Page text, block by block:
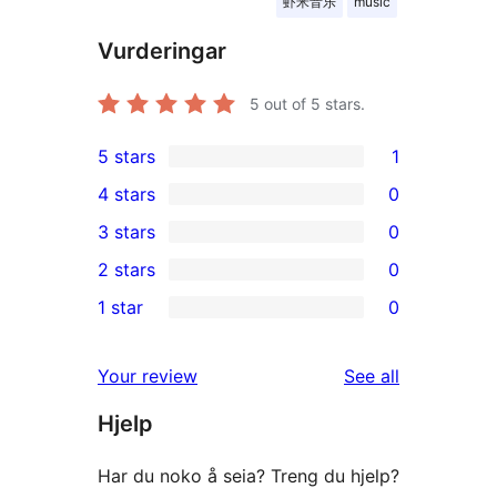
Vurderingar
5 out of 5 stars.
1
5-
star
review
5 stars 1
4-
star
reviews
4 stars 0
0
3-
star
3 stars 0
2-
reviews
2 stars 0
star
reviews
1 star 0
Your review See all
Hjelp
Har du noko å seia? Treng du hjelp?